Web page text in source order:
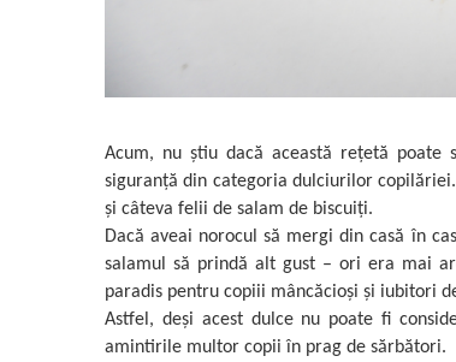
Acum, nu știu dacă această rețetă
siguranță din categoria dulciurilor
și câteva felii de salam de biscuiți.
Dacă aveai norocul să mergi din casă în
salamul să prindă alt gust – ori era mai
paradis pentru copiii mâncăcioși și iubitori
Astfel, deși acest dulce nu poate fi
amintirile multor copii în prag de sărbători.